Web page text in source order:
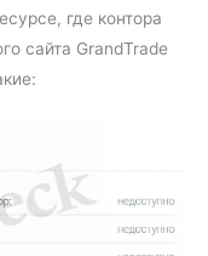
где контора
сайта GrandTrade